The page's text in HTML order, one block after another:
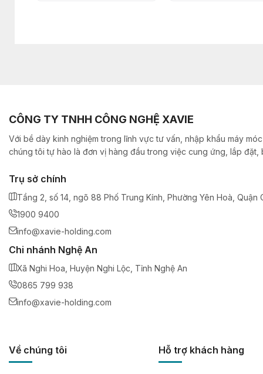
CÔNG TY TNHH CÔNG NGHỆ XAVIE
Với bề dày kinh nghiệm trong lĩnh vực tư vấn, nhập khẩu máy
chúng tôi tự hào là đơn vị hàng đầu trong việc cung ứng, lắp đặt,
Trụ sở chính
Tầng 2, số 14, ngõ 88 Phố Trung Kính, Phường Yên Hoà, Quận
1900 9400
info@xavie-holding.com
Chi nhánh Nghệ An
Xã Nghi Hoa, Huyện Nghi Lộc, Tỉnh Nghệ An
0865 799 938
info@xavie-holding.com
Về chúng tôi Hỗ trợ khách hàng